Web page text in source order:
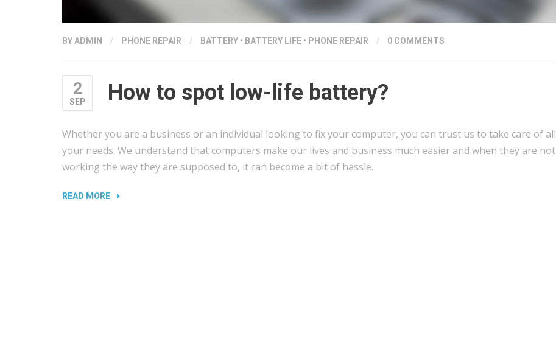
BYADMIN / PHONE REPAIR / BATTERY • BATTERY LIFE • PHONE REPAIR / 0 COMMENTS
2
SEP How to spot low-life battery?
Whether you are a business or an individual looking to fix your computer, you can trust us to take care of all
your needs. We understand that computers make our lives and business much easier and when they are not
working the way they are supposed to, it can become a bit of hassle.
READ MORE“HOW